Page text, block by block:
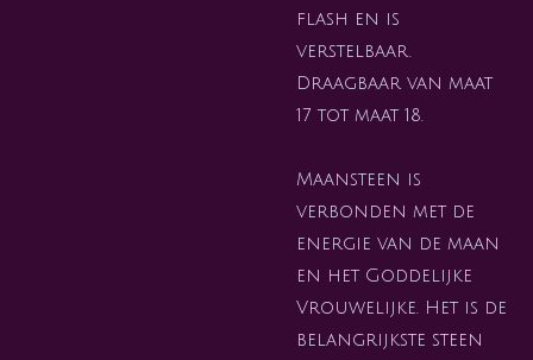
flash en is
verstelbaar.
Draagbaar van maat
17 tot maat 18.
Maansteen is
verbonden met de
energie van de maan
en het Goddelijke
Vrouwelijke. Het is de
belangrijkste steen